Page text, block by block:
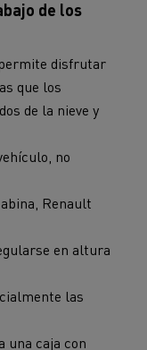
de los
disfrutar
que los
de la nieve y
no
Renault
en altura
las
una caja con